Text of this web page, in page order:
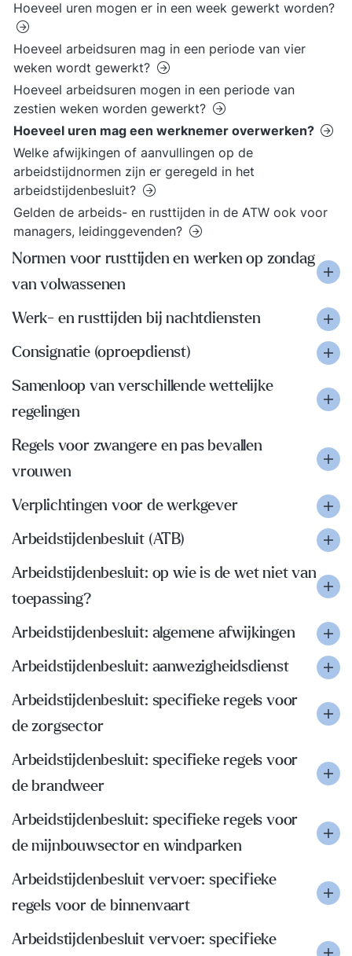
Hoeveel uren mogen er in een week gewerkt worden?
Hoeveel arbeidsuren mag in een periode van vier
weken wordt gewerkt?
Hoeveel arbeidsuren mogen in een periode van
zestien weken worden gewerkt?
Hoeveel uren mag een werknemer overwerken?
Welke afwijkingen of aanvullingen op de
arbeidstijdnormen zijn er geregeld in het
arbeidstijdenbesluit?
Gelden de arbeids- en rusttijden in de ATW ook voor
managers, leidinggevenden?
Normen voor rusttijden en werken op zondag
van volwassenen
Werk- en rusttijden bij nachtdiensten
Consignatie (oproepdienst)
Samenloop van verschillende wettelijke
regelingen
Regels voor zwangere en pas bevallen
vrouwen
Verplichtingen voor de werkgever
Arbeidstijdenbesluit (ATB)
Arbeidstijdenbesluit: op wie is de wet niet van
toepassing?
Arbeidstijdenbesluit: algemene afwijkingen
Arbeidstijdenbesluit: aanwezigheidsdienst
Arbeidstijdenbesluit: specifieke regels voor
de zorgsector
Arbeidstijdenbesluit: specifieke regels voor
de brandweer
Arbeidstijdenbesluit: specifieke regels voor
de mijnbouwsector en windparken
Arbeidstijdenbesluit vervoer: specifieke
regels voor de binnenvaart
Arbeidstijdenbesluit vervoer: specifieke